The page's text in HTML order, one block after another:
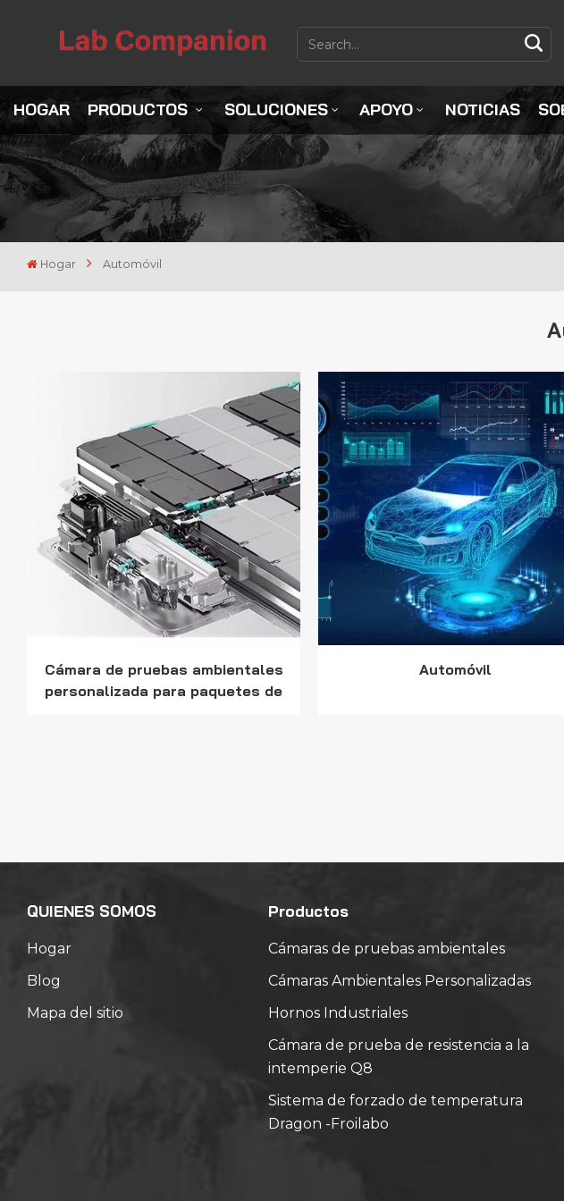
HOGAR PRODUCTOS SOLUCIONES APOYO NOTICIAS
Hogar Automóvil
Cámara de pruebas ambientales
personalizada para paquetes de
Automóvil
QUIENES SOMOS
Hogar
Blog
Mapa del sitio
Productos
Cámaras de pruebas ambientales
Cámaras Ambientales Personalizadas
Hornos Industriales
Cámara de prueba de resistencia a la
intemperie Q8
Sistema de forzado de temperatura
Dragon -Froilabo